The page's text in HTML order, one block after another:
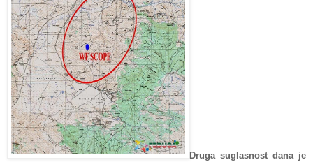
Druga suglasnost dana je